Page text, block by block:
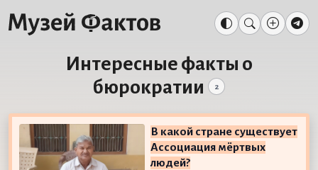
Интересные факты о
бюрократии
2
В какой стране существует
Ассоциация мёртвых
людей?